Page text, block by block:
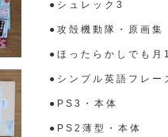
●シュレック3
●攻殻機動隊・原画集
●ほったらかしでも
●シンプル英語フレ
●PS3・本体
●PS2薄型・本体